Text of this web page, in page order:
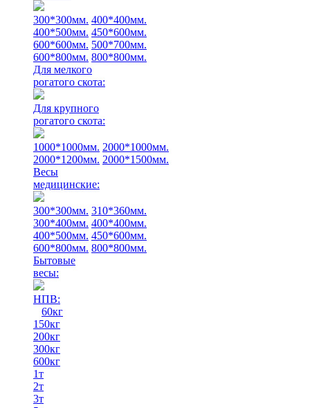
300*300мм. 400*400мм.
400*500мм. 450*600мм.
600*600мм. 500*700мм.
600*800мм. 800*800мм.
Для мелкого
рогатого скота:
Для крупного
рогатого скота:
1000*1000мм. 2000*1000мм.
2000*1200мм. 2000*1500мм.
Весы
медицинские:
300*300мм. 310*360мм.
300*400мм. 400*400мм.
400*500мм. 450*600мм.
600*800мм. 800*800мм.
Бытовые
весы:
НПВ:
60кг
150кг
200кг
300кг
600кг
1т
2т
3т